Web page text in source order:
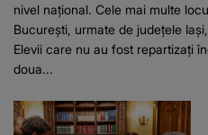
nivel național. Cele mai multe
București, urmate de județele
Elevii care nu au fost repartizați
doua...